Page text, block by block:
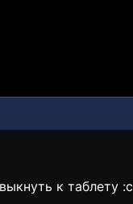
к таблету :с